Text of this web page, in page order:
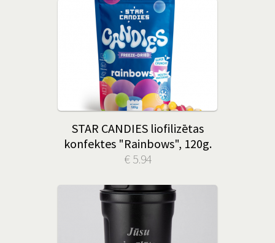
STAR CANDIES liofilizētas
konfektes "Rainbows", 120g.
€ 5.94